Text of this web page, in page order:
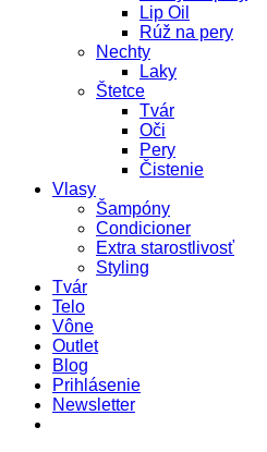
Lip Oil
Rúž na pery
Nechty
Laky
Štetce
Tvár
Oči
Pery
Čistenie
Vlasy
Šampóny
Condicioner
Extra starostlivosť
Styling
Tvár
Telo
Vône
Outlet
Blog
Prihlásenie
Newsletter